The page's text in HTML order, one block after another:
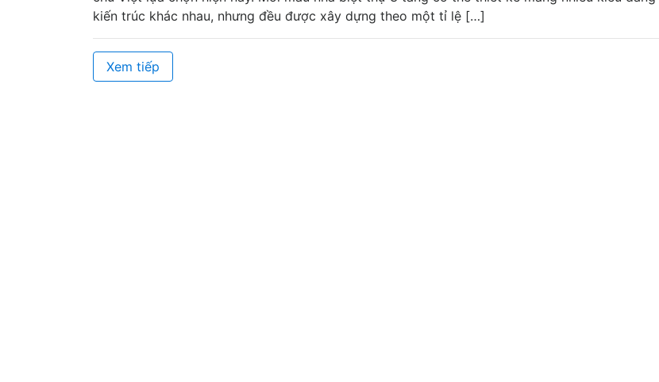
kiến trúc khác nhau, nhưng đều được xây dựng theo một tỉ lệ […]
Xem tiếp